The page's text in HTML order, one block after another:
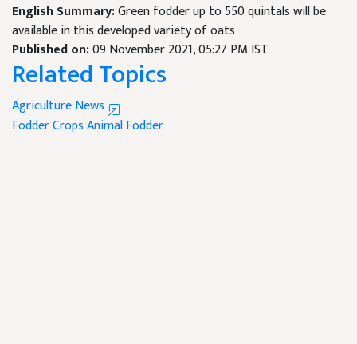
English Summary:Green fodder up to 550 quintals will be
available in this developed variety of oats
Published on:09 November 2021, 05:27 PM IST
Related Topics
Agriculture News
Fodder CropsAnimal Fodder